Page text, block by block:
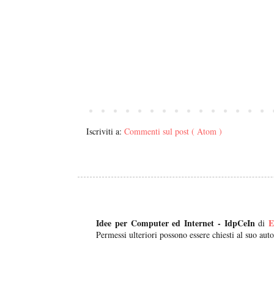
Iscriviti a: Commenti sul post ( Atom )
Idee per Computer ed Internet - IdpCeIndi
Permessi ulteriori possono essere chiesti al suo